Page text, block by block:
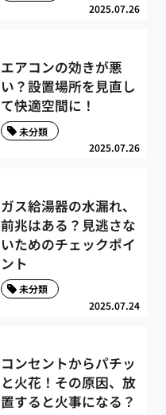
2025.07.26
エアコンの効きが悪
い？設置場所を見直し
て快適空間に！
2025.07.26
未分類
ガス給湯器の水漏れ、
前兆はある？見逃さな
いためのチェックポイ
ント
2025.07.24
未分類
コンセントからパチッ
と火花！その原因、放
置すると火事になる？